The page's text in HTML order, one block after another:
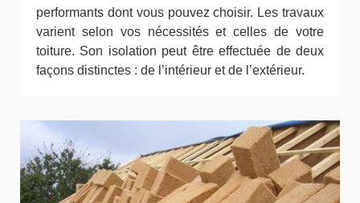
performants dont vous pouvez choisir. Les travaux
varient selon vos nécessités et celles de votre
toiture. Son isolation peut être effectuée de deux
façons distinctes : de l’intérieur et de l’extérieur.